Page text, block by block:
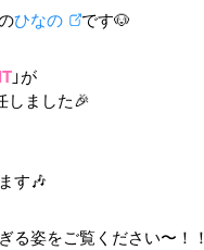
ひなの です🐶
」が
しました🎉
す🎶
る姿をご覧ください〜！！